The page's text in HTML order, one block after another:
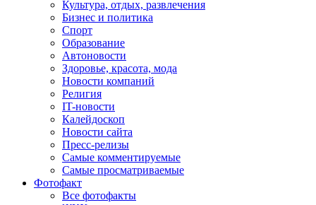
Культура, отдых, развлечения
Бизнес и политика
Спорт
Образование
Автоновости
Здоровье, красота, мода
Новости компаний
Религия
IT-новости
Калейдоскоп
Новости сайта
Пресс-релизы
Самые комментируемые
Самые просматриваемые
Фотофакт
Все фотофакты